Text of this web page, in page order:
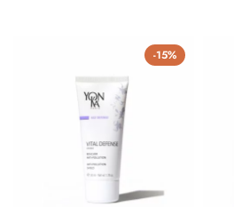
-15%